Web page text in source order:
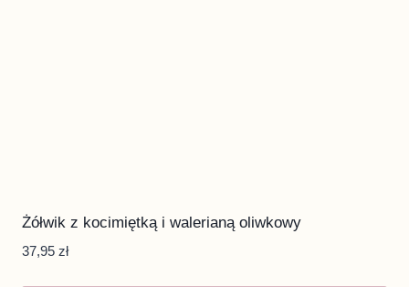
Żółwik z kocimiętką i walerianą oliwkowy
37,95 zł